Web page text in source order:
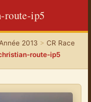
route-ip5
Année 2013 > CR Race
route-ip5